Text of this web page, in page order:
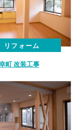
績
リフォーム
町 改装工事